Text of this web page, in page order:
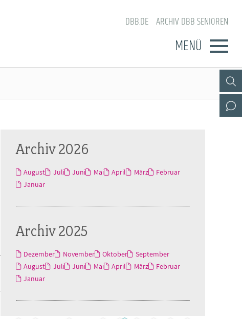
DBB.DE ARCHIV DBB SENIOREN
MENÜ
Archiv 2026
August Juli Juni Mai April März
Februar
Januar
Archiv 2025
Dezember November Oktober
September
August
Juli Juni Mai April März
Februar
Januar